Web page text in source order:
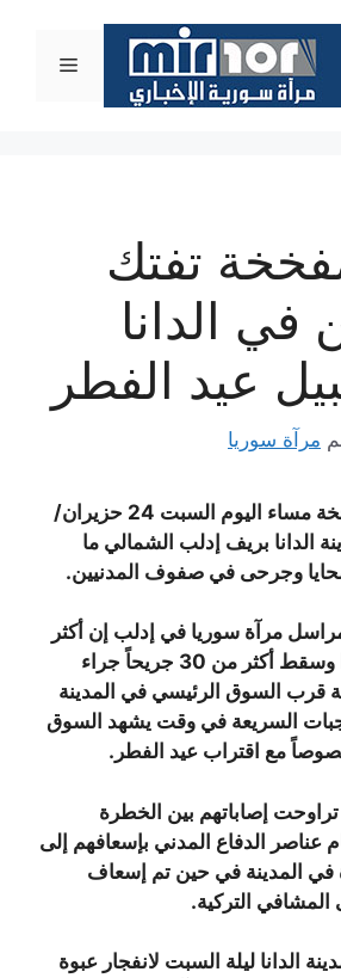
القائمة
تفتك
في الدانا
عيد الفطر
مرآة سوريا
انفجرت سيارة مفخخة مساء اليوم السبت 24 حزيران/
في مدينة الدانا بريف إدلب الشمالي ما
وجرحى في صفوف المدنيين.
مرآة سوريا في إدلب إن أكثر
من 10 مدنيين قتلوا وسقط أكثر من 30 جريحاً جراء
قرب السوق الرئيسي في المدينة
السريعة في وقت يشهد السوق
مع اقتراب عيد الفطر.
إصاباتهم بين الخطرة
الدفاع المدني بإسعافهم إلى
في المدينة في حين تم إسعاف
المشافي التركية.
الدانا ليلة السبت لانفجار عبوة